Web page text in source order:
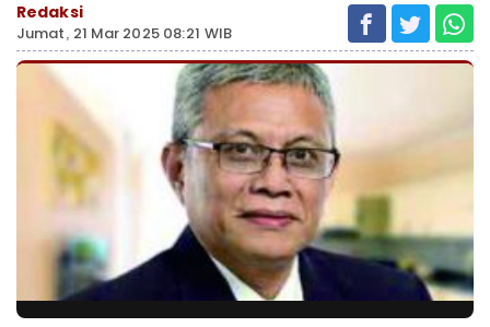
Redaksi
Jumat, 21 Mar 2025 08:21 WIB